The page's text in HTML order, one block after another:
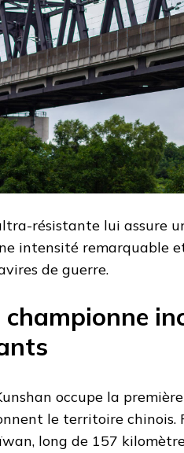
résistante lui assure
intensité remarquable
de guerre.
championne
occupe la
le territoire chinois.
long de 157